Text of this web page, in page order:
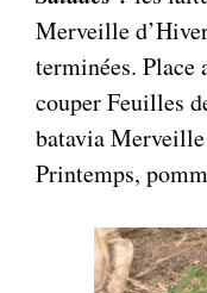
Merveille
terminées.
couper Feuilles
batavia
Printemps,